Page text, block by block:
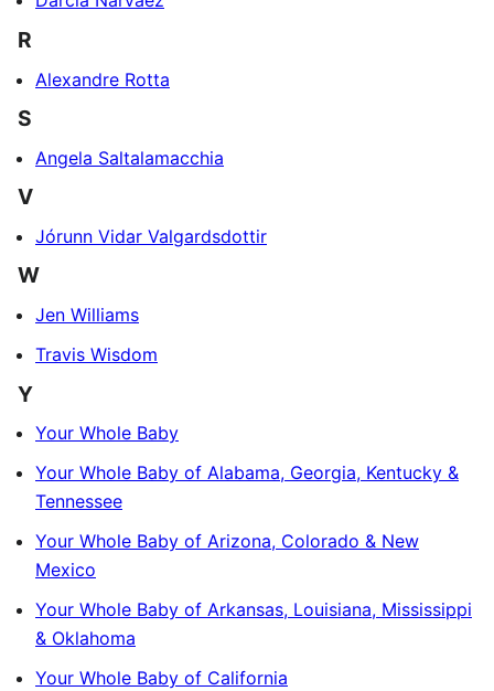
R
Alexandre Rotta
S
Angela Saltalamacchia
V
Jórunn Vidar Valgardsdottir
W
Jen Williams
Travis Wisdom
Y
Your Whole Baby
Your Whole Baby of Alabama, Georgia, Kentucky &
Tennessee
Your Whole Baby of Arizona, Colorado & New
Mexico
Your Whole Baby of Arkansas, Louisiana, Mississippi
& Oklahoma
Your Whole Baby of California